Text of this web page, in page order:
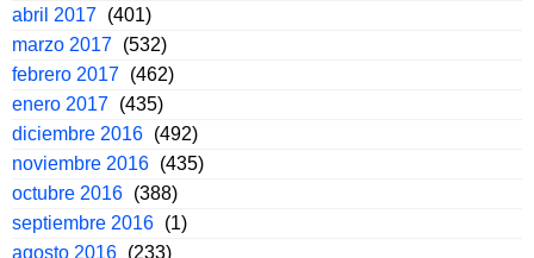
abril 2017 (401)
marzo 2017 (532)
febrero 2017 (462)
enero 2017 (435)
diciembre 2016 (492)
noviembre 2016 (435)
octubre 2016 (388)
septiembre 2016 (1)
agosto 2016 (233)